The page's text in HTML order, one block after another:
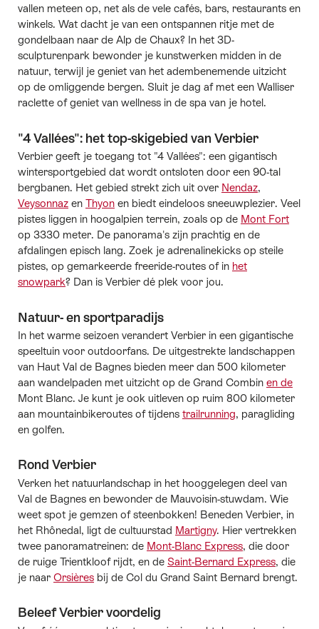
vallen meteen op, net als de vele cafés, bars, restaurants en
winkels. Wat dacht je van een ontspannen ritje met de
gondelbaan naar de Alp de Chaux? In het 3D-
sculpturenpark bewonder je kunstwerken midden in de
natuur, terwijl je geniet van het adembenemende uitzicht
op de omliggende bergen. Sluit je dag af met een Walliser
raclette of geniet van wellness in de spa van je hotel.
"4 Vallées": het top-skigebied van Verbier
Verbier geeft je toegang tot "4 Vallées": een gigantisch
wintersportgebied dat wordt ontsloten door een 90-tal
bergbanen. Het gebied strekt zich uit over Nendaz,
Veysonnaz en Thyon en biedt eindeloos sneeuwplezier. Veel
pistes liggen in hoogalpien terrein, zoals op de Mont Fort
op 3330 meter. De panorama's zijn prachtig en de
afdalingen episch lang. Zoek je adrenalinekicks op steile
pistes, op gemarkeerde freeride-routes of in het
snowpark? Dan is Verbier dé plek voor jou.
Natuur- en sportparadijs
In het warme seizoen verandert Verbier in een gigantische
speeltuin voor outdoorfans. De uitgestrekte landschappen
van Haut Val de Bagnes bieden meer dan 500 kilometer
aan wandelpaden met uitzicht op de Grand Combin en de
Mont Blanc. Je kunt je ook uitleven op ruim 800 kilometer
aan mountainbikeroutes of tijdens trailrunning, paragliding
en golfen.
Rond Verbier
Verken het natuurlandschap in het hooggelegen deel van
Val de Bagnes en bewonder de Mauvoisin-stuwdam. Wie
weet spot je gemzen of steenbokken! Beneden Verbier, in
het Rhônedal, ligt de cultuurstad Martigny. Hier vertrekken
twee panoramatreinen: de Mont-Blanc Express, die door
de ruige Trientkloof rijdt, en de Saint-Bernard Express, die
je naar Orsières bij de Col du Grand Saint Bernard brengt.
Beleef Verbier voordelig